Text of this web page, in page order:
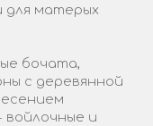
для матерых
бочата,
с деревянной
войлочные и